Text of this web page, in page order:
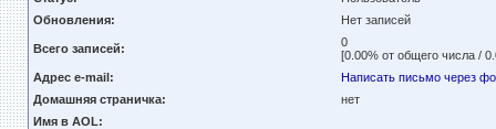
Обновления:
Нет записей
Всего записей:
0
[0.00% от общего числа /
Адрес e-mail:
Написать письмо через
Домашняя страничка:
нет
Имя в AOL: